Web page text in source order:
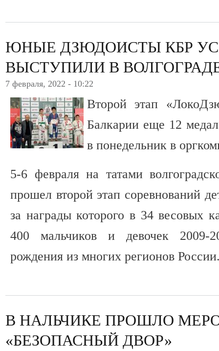
ЮНЫЕ ДЗЮДОИСТЫ КБР
ВЫСТУПИЛИ В
7 февраля, 2022 - 10:22
Второй этап
Балкарии еще 12
в понедельник в
5-6 февраля на татами
прошел второй этап соревнований
за награды которого в 34 весовых
400 мальчиков и девочек 2009-
рождения из многих регионов
В НАЛЬЧИКЕ ПРОШЛО
«БЕЗОПАСНЫЙ ДВОР»